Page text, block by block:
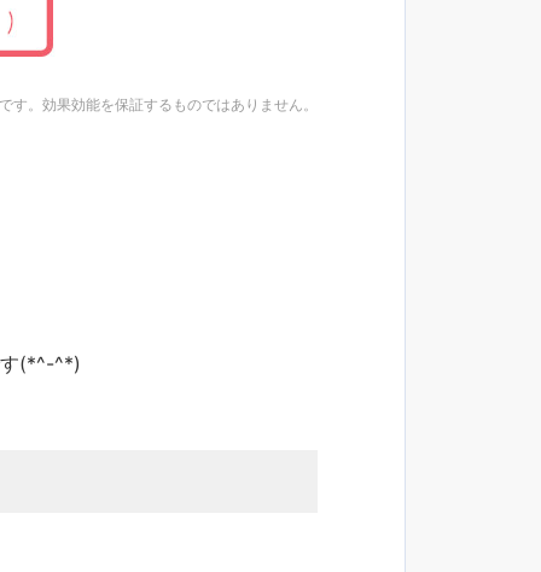
す。効果効能を保証するものではありません。
す(*^-^*)